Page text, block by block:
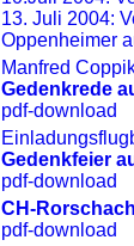
13. Juli 2004:
Oppenheimer
Manfred
Gedenkrede
pdf-download
Gedenkfeier
pdf-download
CH-
pdf-download